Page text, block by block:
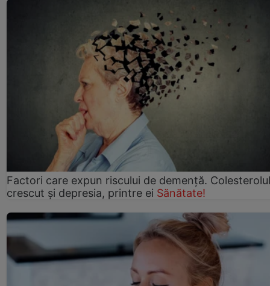
Factori care expun riscului de demență. Colesterolul
crescut şi depresia, printre ei Sănătate!